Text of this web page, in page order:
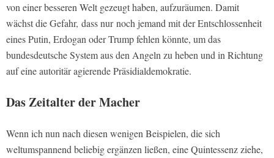
von einer besseren Welt gezeugt haben, aufzuräumen. Damit
wächst die Gefahr, dass nur noch jemand mit der Entschlossenheit
eines Putin, Erdogan oder Trump fehlen könnte, um das
bundesdeutsche System aus den Angeln zu heben und in Richtung
auf eine autoritär agierende Präsidialdemokratie.
Das Zeitalter der Macher
Wenn ich nun nach diesen wenigen Beispielen, die sich
weltumspannend beliebig ergänzen ließen, eine Quintessenz ziehe,